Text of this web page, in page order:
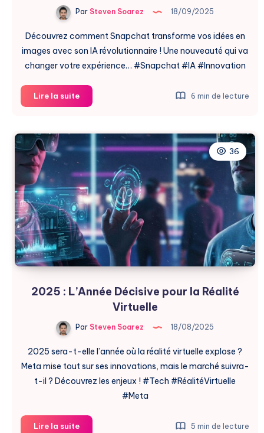
Par Steven Soarez 18/09/2025
Découvrez comment Snapchat transforme vos idées en
images avec son IA révolutionnaire ! Une nouveauté qui va
changer votre expérience… #Snapchat #IA #Innovation
Lire la suiteSnapchat
Révolutionne
Création
d’Images
IA
6 min de lecture
36
2025 : L’Année Décisive pour la Réalité
Virtuelle
Par Steven Soarez 18/08/2025
2025 sera-t-elle l’année où la réalité virtuelle explose ?
Meta mise tout sur ses innovations, mais le marché suivra-
t-il ? Découvrez les enjeux ! #Tech #RéalitéVirtuelle
#Meta
Lire la suite2025
5 min de lecture